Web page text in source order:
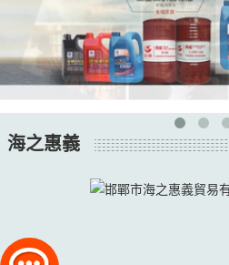
海之惠義